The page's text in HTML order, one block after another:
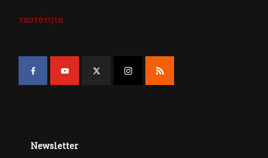
ταυτότητα
Newsletter